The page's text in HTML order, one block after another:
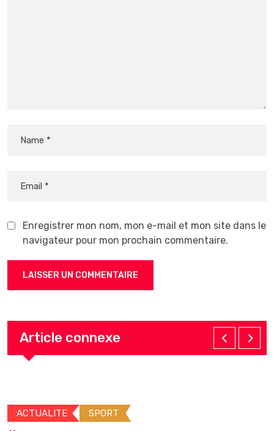
Enregistrer mon nom, mon e-mail et mon site dans le
navigateur pour mon prochain commentaire.
Article connexe
ACTUALITE SPORT